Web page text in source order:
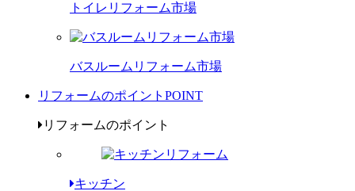
トイレリフォーム市場
バスルームリフォーム市場
リフォームのポイント POINT
リフォームのポイント
キッチン